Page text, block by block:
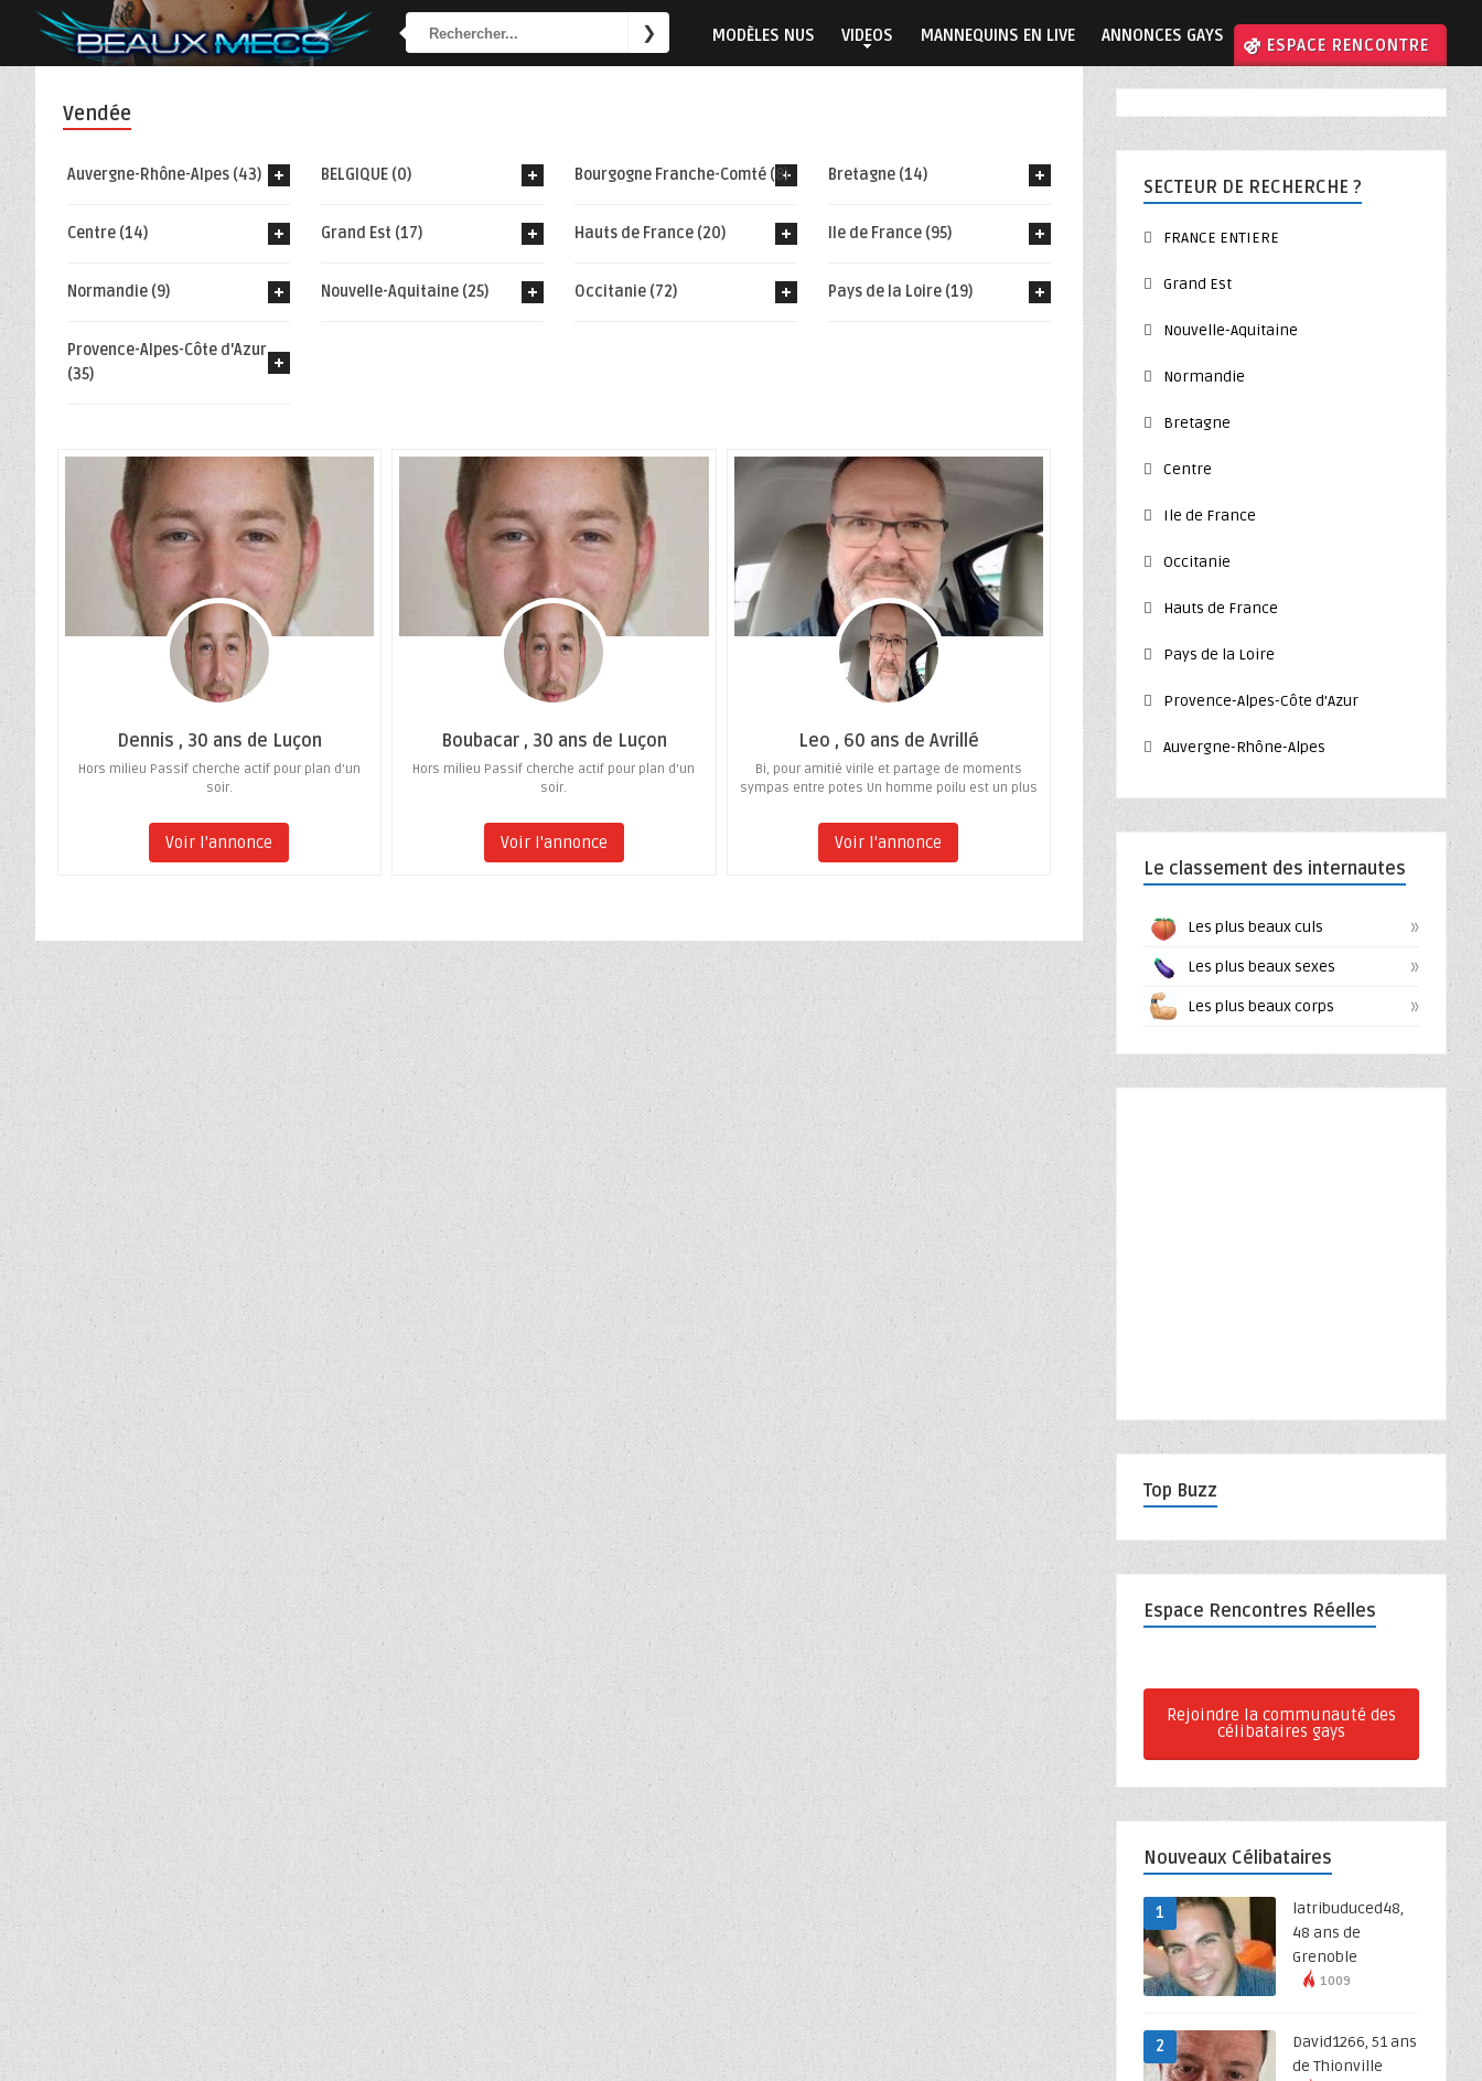
MODÈLES NUS VIDEOS MANNEQUINS EN LIVE ANNONCES GAYS ⚣ ESPACE RENCONTRE
Vendée
Auvergne-Rhône-Alpes (43) BELGIQUE (0) Bourgogne Franche-Comté (8) Bretagne (14)
Centre (14) Grand Est (17) Hauts de France (20) Ile de France (95)
Normandie (9) Nouvelle-Aquitaine (25) Occitanie (72) Pays de la Loire (19)
Provence-Alpes-Côte d'Azur
(35)
Dennis , 30 ans de Luçon
Hors milieu Passif cherche actif pour plan d’un
soir.
Voir l'annonce
Boubacar , 30 ans de Luçon
Hors milieu Passif cherche actif pour plan d’un
soir.
Voir l'annonce
Leo , 60 ans de Avrillé
Bi, pour amitié virile et partage de moments
sympas entre potes Un homme poilu est un plus
Voir l'annonce
SECTEUR DE RECHERCHE ?
FRANCE ENTIERE
Grand Est
Nouvelle-Aquitaine
Normandie
Bretagne
Centre
Ile de France
Occitanie
Hauts de France
Pays de la Loire
Provence-Alpes-Côte d’Azur
Auvergne-Rhône-Alpes
Le classement des internautes
Les plus beaux culs »
Les plus beaux sexes »
Les plus beaux corps »
Top Buzz
Espace Rencontres Réelles
Rejoindre la communauté des
célibataires gays
Nouveaux Célibataires
1
latribuduced48,
48 ans de
Grenoble
1009
2
David1266, 51 ans
de Thionville